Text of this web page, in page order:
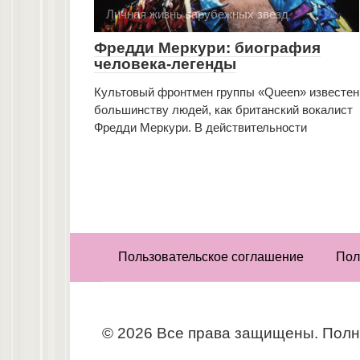
Личная жизнь зарубежных звезд
Фредди Меркури: биография
человека-легенды
Культовый фронтмен группы «Queen» известен
большинству людей, как британский вокалист
Фредди Меркури. В действительности
Пользовательское соглашение
© 2026 Все права защищены.